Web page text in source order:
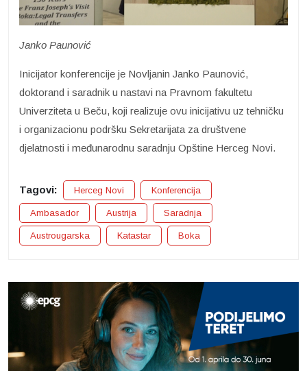
Janko Paunović
Inicijator konferencije je Novljanin Janko Paunović,
doktorand i saradnik u nastavi na Pravnom fakultetu
Univerziteta u Beču, koji realizuje ovu inicijativu uz tehničku
i organizacionu podršku Sekretarijata za društvene
djelatnosti i međunarodnu saradnju Opštine Herceg Novi.
Tagovi: Herceg Novi Konferencija
Ambasador Austrija Saradnja
Austrougarska Katastar Boka